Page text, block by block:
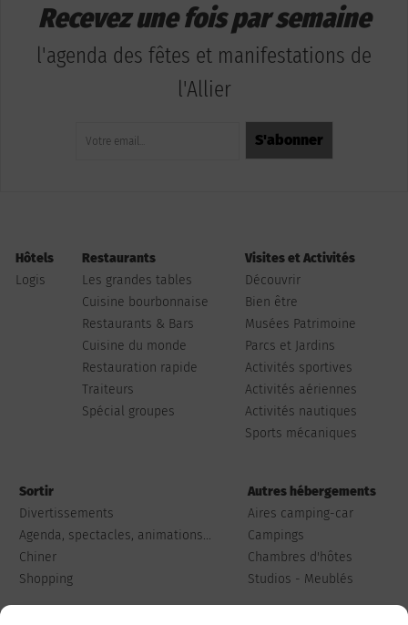
Recevez une fois par semaine
l'agenda des fêtes et manifestations de
l'Allier
Hôtels
Logis
Restaurants
Les grandes tables
Cuisine bourbonnaise
Restaurants & Bars
Cuisine du monde
Restauration rapide
Traiteurs
Spécial groupes
Visites et Activités
Découvrir
Bien être
Musées Patrimoine
Parcs et Jardins
Activités sportives
Activités aériennes
Activités nautiques
Sports mécaniques
Sortir
Divertissements
Agenda, spectacles, animations...
Chiner
Shopping
Autres hébergements
Aires camping-car
Campings
Chambres d'hôtes
Studios - Meublés